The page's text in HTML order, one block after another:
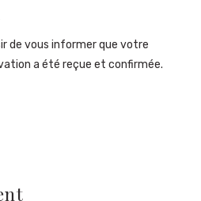
de vous informer que votre
a été reçue et confirmée.